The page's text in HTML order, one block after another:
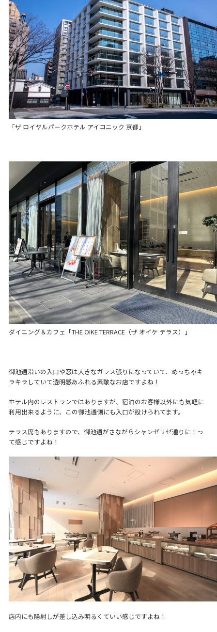
「ザ ロイヤルパークホテル アイコニック 京都」
ダイニング＆カフェ「THE OIKE TERRACE（ザ オイケ テラス）」
御池通沿いの入口や窓は大きなガラス張りになっていて、めっちゃキ
ラキラしていて透明感あふれる素敵なお店ですよね！
ホテル内のレストランではありますが、宿泊のお客様以外にも気軽に
利用出来るように、この御池通側にも入口が設けられてます。
テラス席もありますので、御池通がさながらシャンゼリゼ通りに！っ
て感じですよね！
店内にも陽射しが差し込み明るくていい感じですよね！